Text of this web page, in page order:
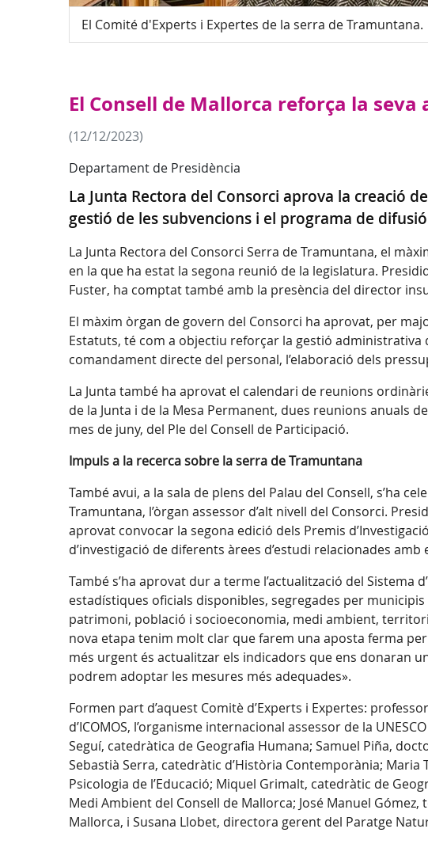
El Comité d'Experts i Expertes de la serra de Tramuntana.
El Consell de Mallorca reforça la
(12/12/2023)
Departament de Presidència
La Junta Rectora del Consorci aprova la creació
gestió de les subvencions i el programa de
La Junta Rectora del Consorci Serra de Tramuntana, el
en la que ha estat la segona reunió de la legislatura.
Fuster, ha comptat també amb la presència del director
El màxim òrgan de govern del Consorci ha aprovat, per
Estatuts, té com a objectiu reforçar la gestió
comandament directe del personal, l’elaboració dels
La Junta també ha aprovat el calendari de reunions
de la Junta i de la Mesa Permanent, dues reunions anuals
mes de juny, del Ple del Consell de Participació.
Impuls a la recerca sobre la serra de Tramuntana
També avui, a la sala de plens del Palau del Consell, s’ha
Tramuntana, l’òrgan assessor d’alt nivell del Consorci.
aprovat convocar la segona edició dels Premis
d’investigació de diferents àrees d’estudi relacionades
També s’ha aprovat dur a terme l’actualització del Sistema
estadístiques oficials disponibles, segregades per
patrimoni, població i socioeconomia, medi ambient,
nova etapa tenim molt clar que farem una aposta ferma
més urgent és actualitzar els indicadors que ens donaran
podrem adoptar les mesures més adequades».
Formen part d’aquest Comitè d’Experts i Expertes:
d’ICOMOS, l’organisme internacional assessor de la
Seguí, catedràtica de Geografia Humana; Samuel Piña,
Sebastià Serra, catedràtic d’Història Contemporània; Maria
Psicologia de l’Educació; Miquel Grimalt, catedràtic de
Medi Ambient del Consell de Mallorca; José Manuel
Mallorca, i Susana Llobet, directora gerent del Paratge